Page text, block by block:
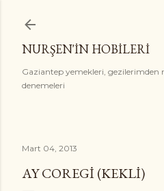
NURŞEN'İN HOBİLERİ
Gaziantep yemekleri, gezilerimden
denemeleri
Mart 04, 2013
AY COREGI (KEKLI)